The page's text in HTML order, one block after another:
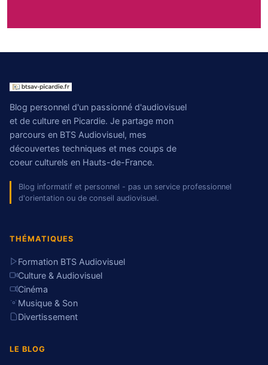
Blog personnel d'un passionné d'audiovisuel
et de culture en Picardie. Je partage mon
parcours en BTS Audiovisuel, mes
découvertes techniques et mes coups de
coeur culturels en Hauts-de-France.
Blog informatif et personnel - pas un service professionnel
d'orientation ou de conseil audiovisuel.
THÉMATIQUES
Formation BTS Audiovisuel
Culture & Audiovisuel
Cinéma
Musique & Son
Divertissement
LE BLOG